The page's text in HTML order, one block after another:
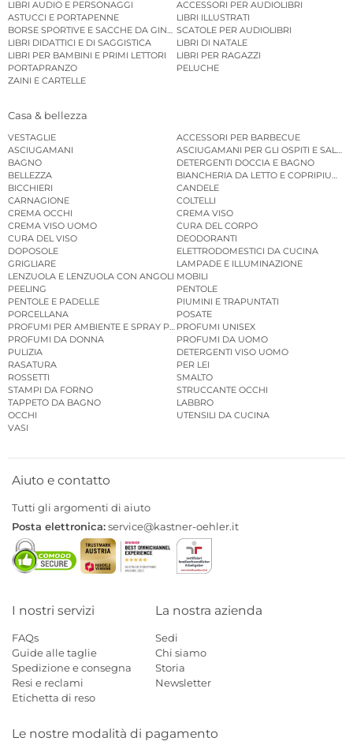
LIBRI AUDIO E PERSONAGGI
ACCESSORI PER AUDIOLIBRI
ASTUCCI E PORTAPENNE
LIBRI ILLUSTRATI
BORSE SPORTIVE E SACCHE DA GINNASTICASCATOLE PER AUDIOLIBRI
LIBRI DIDATTICI E DI SAGGISTICA
LIBRI DI NATALE
LIBRI PER BAMBINI E PRIMI LETTORI
LIBRI PER RAGAZZI
PORTAPRANZO
PELUCHE
ZAINI E CARTELLE
Casa & bellezza
VESTAGLIE
ACCESSORI PER BARBECUE
ASCIUGAMANI
ASCIUGAMANI PER GLI OSPITI E
BAGNO
DETERGENTI DOCCIA E BAGNO
BELLEZZA
BIANCHERIA DA LETTO E COPRIPIUMINI
BICCHIERI
CANDELE
CARNAGIONE
COLTELLI
CREMA OCCHI
CREMA VISO
CREMA VISO UOMO
CURA DEL CORPO
CURA DEL VISO
DEODORANTI
DOPOSOLE
ELETTRODOMESTICI DA CUCINA
GRIGLIARE
LAMPADE E ILLUMINAZIONE
LENZUOLA E LENZUOLA CON ANGOLI MOBILI
PEELING
PENTOLE
PENTOLE E PADELLE
PIUMINI E TRAPUNTATI
PORCELLANA
POSATE
PROFUMI PER AMBIENTE E SPRAY PER AMBIENTE
PROFUMI UNISEX
PROFUMI DA DONNA
PROFUMI DA UOMO
PULIZIA
DETERGENTI VISO UOMO
RASATURA
PER LEI
ROSSETTI
SMALTO
STAMPI DA FORNO
STRUCCANTE OCCHI
TAPPETO DA BAGNO
LABBRO
OCCHI
UTENSILI DA CUCINA
VASI
Aiuto e contatto
Tutti gli argomenti di aiuto
Posta elettronica:service@kastner-oehler.it
I nostri servizi
FAQs
Guide alle taglie
Spedizione e consegna
Resi e reclami
Etichetta di reso
La nostra azienda
Sedi
Chi siamo
Storia
Newsletter
Le nostre modalità di pagamento